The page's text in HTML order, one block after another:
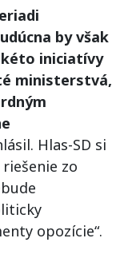
by však
iniciatívy
ministerstvá,
Hlas-SD si
zo
opozície“.